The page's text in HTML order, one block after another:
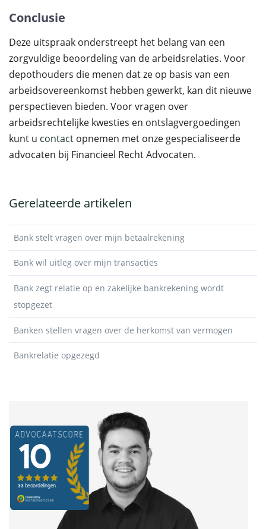
Conclusie
Deze uitspraak onderstreept het belang van een
zorgvuldige beoordeling van de arbeidsrelaties. Voor
depothouders die menen dat ze op basis van een
arbeidsovereenkomst hebben gewerkt, kan dit nieuwe
perspectieven bieden. Voor vragen over
arbeidsrechtelijke kwesties en ontslagvergoedingen
kunt u contact opnemen met onze gespecialiseerde
advocaten bij Financieel Recht Advocaten.
Gerelateerde artikelen
Bank stelt vragen over mijn betaalrekening
Bank wil uitleg over mijn transacties
Bank zegt relatie op en zakelijke bankrekening wordt
stopgezet
Banken stellen vragen over de herkomst van vermogen
Bankrelatie opgezegd